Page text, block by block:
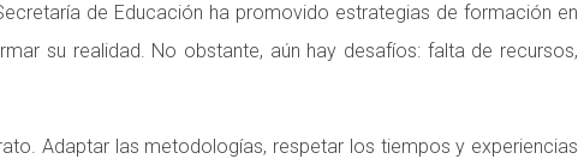
de Educación ha promovido estrategias de formación en
su realidad. No obstante, aún hay desafíos: falta de recursos,
Adaptar las metodologías, respetar los tiempos y experiencias